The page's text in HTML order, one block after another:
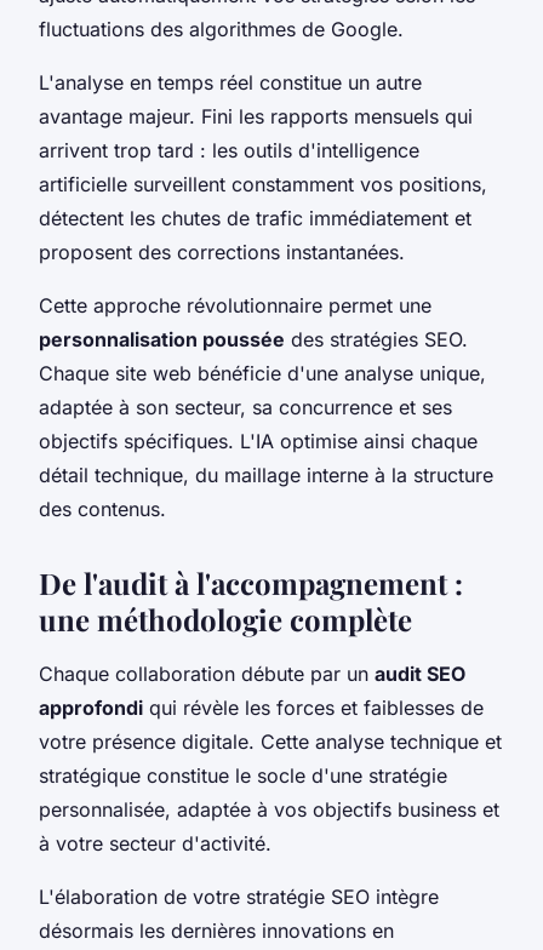
fluctuations des algorithmes de Google.
L'analyse en temps réel constitue un autre
avantage majeur. Fini les rapports mensuels qui
arrivent trop tard : les outils d'intelligence
artificielle surveillent constamment vos positions,
détectent les chutes de trafic immédiatement et
proposent des corrections instantanées.
Cette approche révolutionnaire permet une
personnalisation poussée des stratégies SEO.
Chaque site web bénéficie d'une analyse unique,
adaptée à son secteur, sa concurrence et ses
objectifs spécifiques. L'IA optimise ainsi chaque
détail technique, du maillage interne à la structure
des contenus.
De l'audit à l'accompagnement :
une méthodologie complète
Chaque collaboration débute par un audit SEO
approfondi qui révèle les forces et faiblesses de
votre présence digitale. Cette analyse technique et
stratégique constitue le socle d'une stratégie
personnalisée, adaptée à vos objectifs business et
à votre secteur d'activité.
L'élaboration de votre stratégie SEO intègre
désormais les dernières innovations en